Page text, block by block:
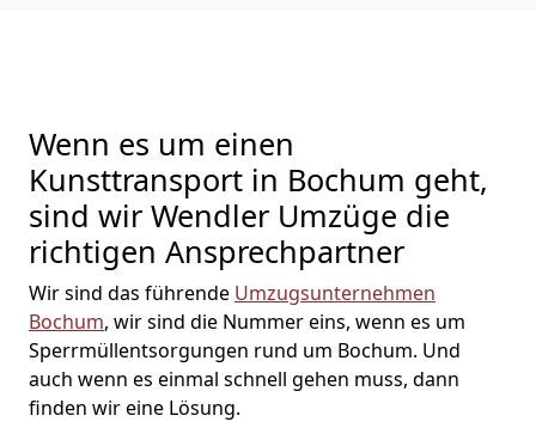
Wenn es um einen
Kunsttransport in Bochum geht,
sind wir Wendler Umzüge die
richtigen Ansprechpartner
Wir sind das führende Umzugsunternehmen
Bochum, wir sind die Nummer eins, wenn es um
Sperrmüllentsorgungen rund um Bochum. Und
auch wenn es einmal schnell gehen muss, dann
finden wir eine Lösung.